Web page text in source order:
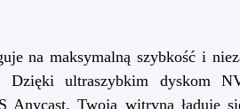
na maksymalną szybkość i
Dzięki ultraszybkim dyskom
Anycast, Twoja witryna ładuje